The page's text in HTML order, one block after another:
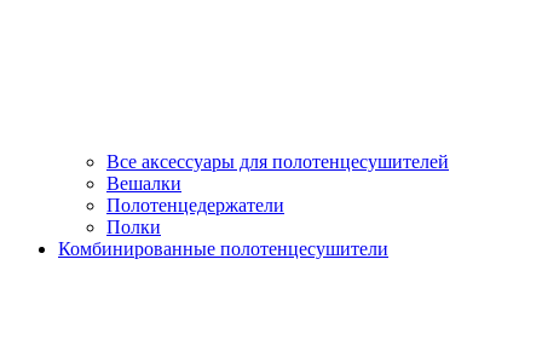
Все аксессуары для полотенцесушителей
Вешалки
Полотенцедержатели
Полки
Комбинированные полотенцесушители